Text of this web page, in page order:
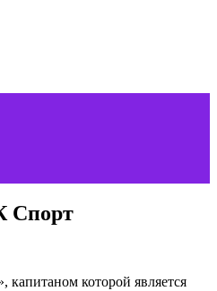
Спорт
капитаном которой является